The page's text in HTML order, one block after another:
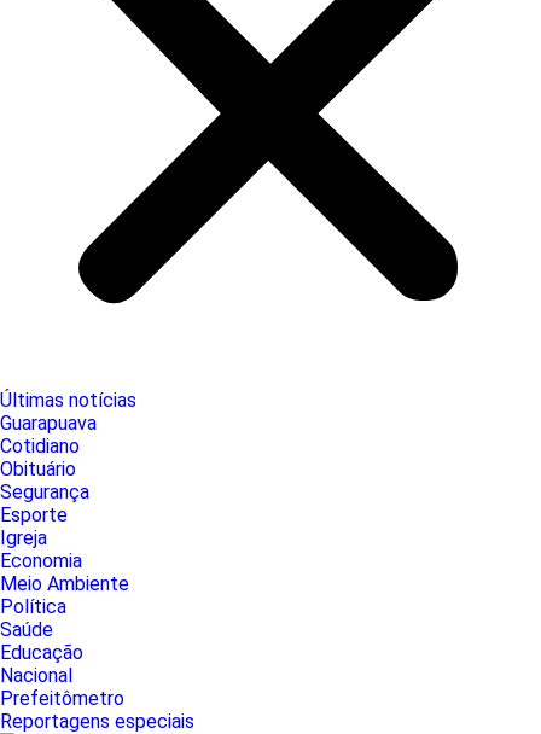
Últimas notícias
Guarapuava
Cotidiano
Obituário
Segurança
Esporte
Igreja
Economia
Meio Ambiente
Política
Saúde
Educação
Nacional
Prefeitômetro
Reportagens especiais